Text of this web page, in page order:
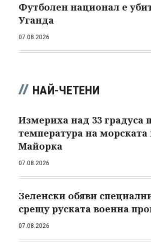
Футболен национал е
Уганда
07.08.2026
НАЙ-ЧЕТЕНИ
Измериха над 33 градуса
температура на морската
Майорка
07.08.2026
Зеленски обяви
срещу руската военна
07.08.2026